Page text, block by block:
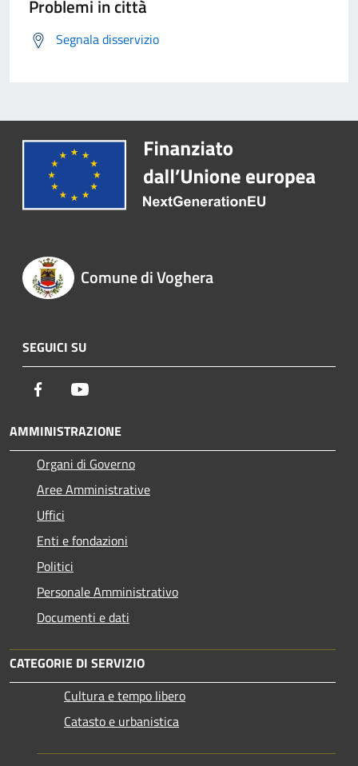
Problemi in città
Segnala disservizio
Comune di Voghera
SEGUICI SU
Facebook
AMMINISTRAZIONE
Organi di Governo
Aree Amministrative
Uffici
Enti e fondazioni
Politici
Personale Amministrativo
Documenti e dati
CATEGORIE DI SERVIZIO
Cultura e tempo libero
Catasto e urbanistica